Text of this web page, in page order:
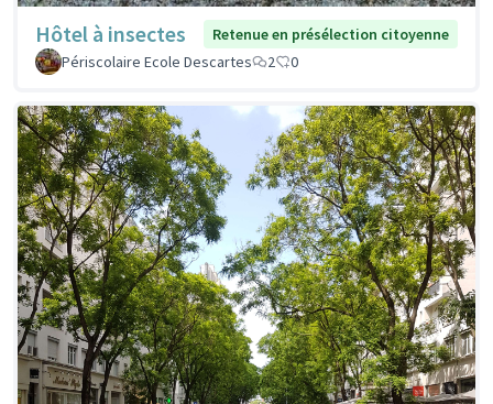
Hôtel à insectes
Retenue en présélection citoyenne
Périscolaire Ecole Descartes
2 0